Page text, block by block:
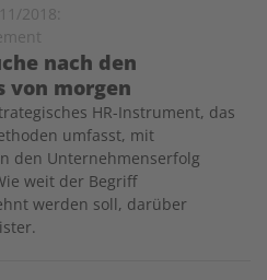
2018:
nach den
von morgen
HR-Instrument, das
umfasst, mit
den Unternehmenserfolg
weit der Begriff
werden soll, darüber